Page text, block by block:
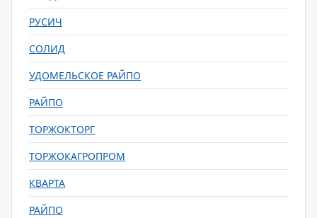
РУСИЧ
СОЛИД
УДОМЕЛЬСКОЕ РАЙПО
РАЙПО
ТОРЖОКТОРГ
ТОРЖОКАГРОПРОМ
КВАРТА
РАЙПО